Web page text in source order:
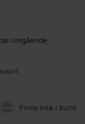
omgående
Finns inte i butik